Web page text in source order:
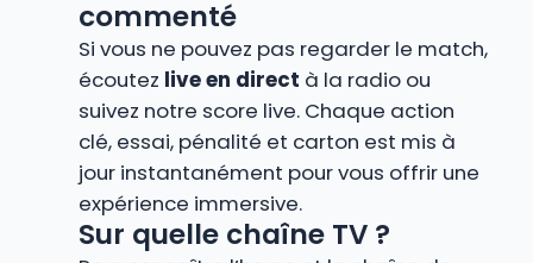
commenté
Si vous ne pouvez pas regarder le match,
écoutez live en direct à la radio ou
suivez notre score live. Chaque action
clé, essai, pénalité et carton est mis à
jour instantanément pour vous offrir une
expérience immersive.
Sur quelle chaîne TV ?